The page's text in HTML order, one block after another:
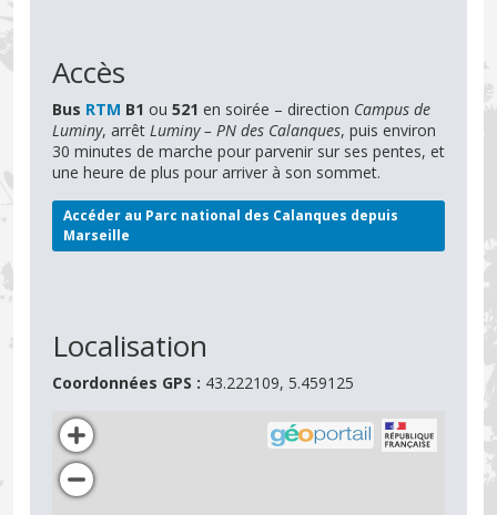
Accès
Bus RTM B1 ou 521 en soirée – direction Campus de
Luminy, arrêt Luminy – PN des Calanques, puis environ
30 minutes de marche pour parvenir sur ses pentes, et
une heure de plus pour arriver à son sommet.
Accéder au Parc national des Calanques depuis
Marseille
Localisation
Coordonnées GPS : 43.222109, 5.459125